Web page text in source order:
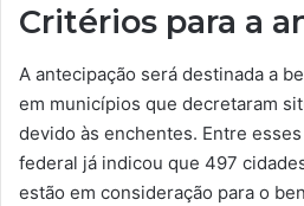
Critérios para a
A antecipação será destinada a
em municípios que decretaram
devido às enchentes. Entre
federal já indicou que 497
estão em consideração para o